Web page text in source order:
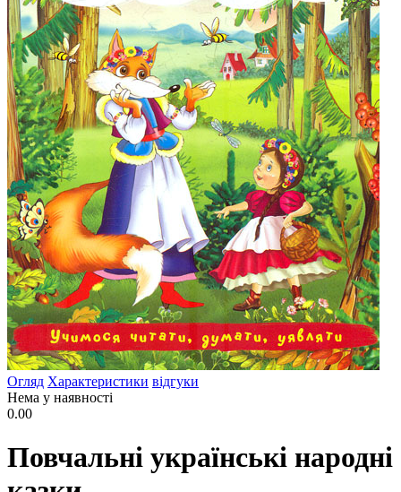
Огляд Характеристики відгуки
Нема у наявності
0.00
Повчальні українські народні